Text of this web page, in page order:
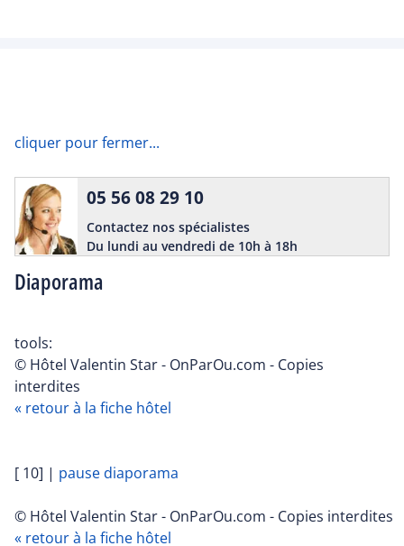
cliquer pour fermer...
Diaporama
05 56 08 29 10
Contactez nos spécialistes
Du lundi au vendredi de 10h à 18h
tools:
© Hôtel Valentin Star - OnParOu.com - Copies
interdites
« retour à la fiche hôtel
[ 10] | pause diaporama
© Hôtel Valentin Star - OnParOu.com - Copies interdites
« retour à la fiche hôtel